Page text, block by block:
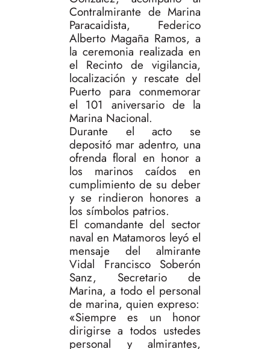
Contralmirante de Marina
Paracaidista, Federico
Alberto Magaña Ramos, a
la ceremonia realizada en
el Recinto de vigilancia,
localización y rescate del
Puerto para conmemorar
el 101 aniversario de la
Marina Nacional.
Durante el acto se
depositó mar adentro, una
ofrenda floral en honor a
los marinos caídos en
cumplimiento de su deber
y se rindieron honores a
los símbolos patrios.
El comandante del sector
naval en Matamoros leyó el
mensaje del almirante
Vidal Francisco Soberón
Sanz, Secretario de
Marina, a todo el personal
de marina, quien expreso:
«Siempre es un honor
dirigirse a todos ustedes
personal y almirantes,